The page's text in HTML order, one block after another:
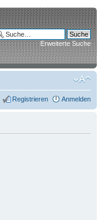
Erweiterte Suche
Registrieren Anmelden